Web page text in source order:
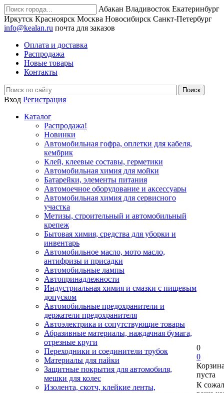
Абакан Владивосток Екатеринбург
Иркутск Красноярск Москва Новосибирск Санкт-Петербург
info@kealan.ru почта для заказов
Оплата и доставка
Распродажа
Новые товары
Контакты
Вход Регистрация
Каталог
Распродажа!
Новинки
Автомобильная гофра, оплетки для кабеля,
кембрик
Клей, клеевые составы, герметики
Автомобильная химия для мойки
Батарейки, элементы питания
Автомоечное оборудование и аксессуары
Автомобильная химия для сервисного
участка
Метизы, строительный и автомобильный
крепеж
Бытовая химия, средства для уборки и
инвентарь
Автомобильное масло, мото масло,
антифризы и присадки
Автомобильные лампы
Автопринадлежности
Индустриальная химия и смазки с пищевым
допуском
Автомобильные предохранители и
держатели предохранителя
Автоэлектрика и сопутствующие товары
Абразивные материалы, наждачная бумага,
отрезные круги
Переходники и соединители трубок
Материалы для пайки
Защитные покрытия для автомобиля,
мешки для колес
Изолента, скотч, клейкие ленты,
0
0
пуста
К